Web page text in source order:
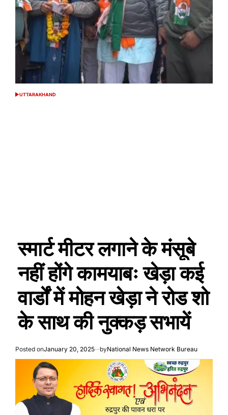
POSTED
UTTARAKHAND
स्मार्ट मीटर लगाने के मंसूबे
नहीं होंगे कामयाबः खेड़ा कई
वार्डों में मोहन खेड़ा ने रोड शो
के साथ की नुक्कड़ सभायें
Posted onJanuary 20, 2025 byNational News Network Bureau